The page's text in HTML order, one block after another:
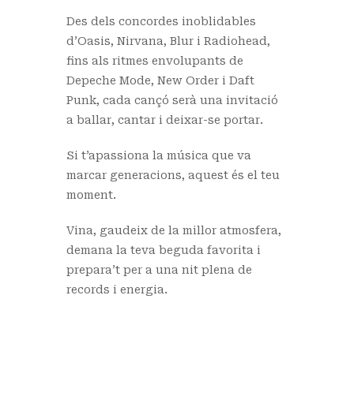
Des dels concordes inoblidables
d’Oasis, Nirvana, Blur i Radiohead,
fins als ritmes envolupants de
Depeche Mode, New Order i Daft
Punk, cada cançó serà una invitació
a ballar, cantar i deixar-se portar.
Si t’apassiona la música que va
marcar generacions, aquest és el teu
moment.
Vina, gaudeix de la millor atmosfera,
demana la teva beguda favorita i
prepara’t per a una nit plena de
records i energia.